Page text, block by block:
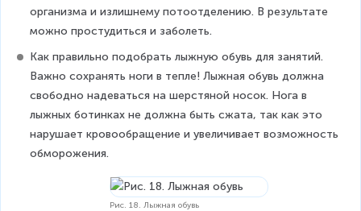
организма и излишнему потоотделению. В результате
можно простудиться и заболеть.
Как правильно подобрать лыжную обувь для занятий.
Важно сохранять ноги в тепле! Лыжная обувь должна
свободно надеваться на шерстяной носок. Нога в
лыжных ботинках не должна быть сжата, так как это
нарушает кровообращение и увеличивает возможность
обморожения.
Рис. 18. Лыжная обувь